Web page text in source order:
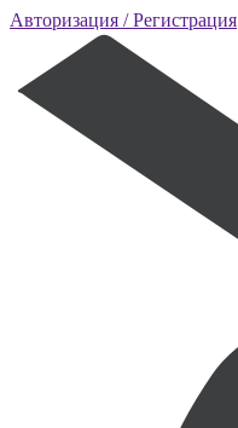
Авторизация / Регистрация